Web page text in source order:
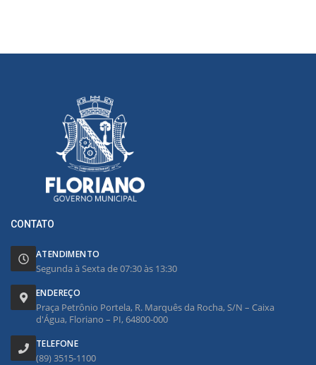
CONTATO
ATENDIMENTO
Segunda à Sexta de 07:30 às 13:30
ENDEREÇO
Praça Petrônio Portela, R. Marquês da Rocha, S/N – Caixa
d'Água, Floriano – PI, 64800-000
TELEFONE
(89) 3515-1100